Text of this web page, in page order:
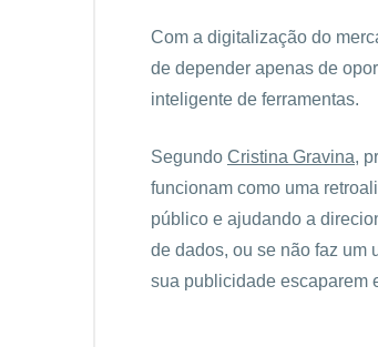
Com a digitalização do
de depender apenas de
inteligente de ferramentas.
Segundo Cristina Gravina,
funcionam como uma
público e ajudando a
de dados, ou se não faz um
sua publicidade escaparem